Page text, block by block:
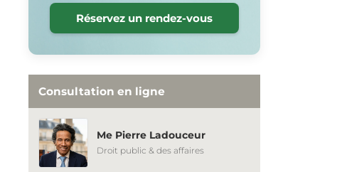
Réservez un rendez-vous
Consultation en ligne
Me Pierre Ladouceur
Droit public & des affaires